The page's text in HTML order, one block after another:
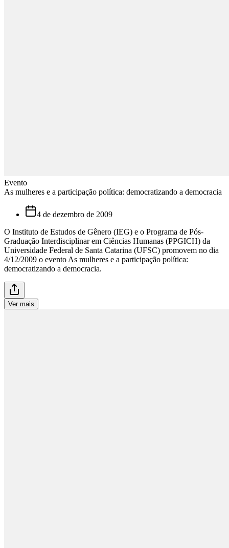
Evento
As mulheres e a participação política: democratizando a democracia
4 de dezembro de 2009
O Instituto de Estudos de Gênero (IEG) e o Programa de Pós-
Graduação Interdisciplinar em Ciências Humanas (PPGICH) da
Universidade Federal de Santa Catarina (UFSC) promovem no dia
4/12/2009 o evento As mulheres e a participação política:
democratizando a democracia.
Ver mais